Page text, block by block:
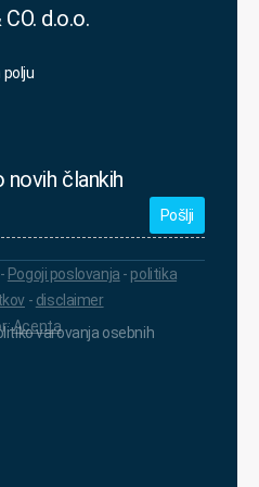
d.o.o.
polju
člankih
varovanja osebnih
Pogoji poslovanja - politika
- disclaimer
Acenta